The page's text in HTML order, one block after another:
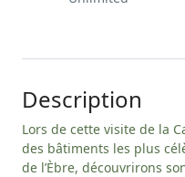
Description
Lors de cette visite de la
des bâtiments les plus
de l’Èbre, découvrirons